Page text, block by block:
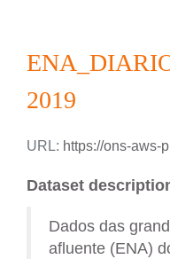
2019
URL: https://ons-aws-prod-
Dataset
Dados das
afluente (ENA)